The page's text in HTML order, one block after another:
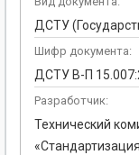
ДСТУ
Шифр документа:
ДСТУ В-П
Разработчик:
Технический